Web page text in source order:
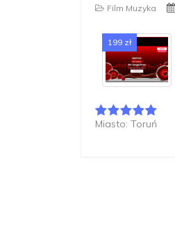
Film Muzyka
199 zł
Miasto: Toruń